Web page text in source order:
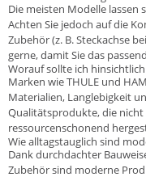
Die meisten Modelle lassen
Achten Sie jedoch auf die
Zubehör (z. B. Steckachse
gerne, damit Sie das
Worauf sollte ich
Marken wie THULE und
Materialien, Langlebigkeit
Qualitätsprodukte, die
ressourcenschonend
Wie alltagstauglich sind
Dank durchdachter
Zubehör sind moderne